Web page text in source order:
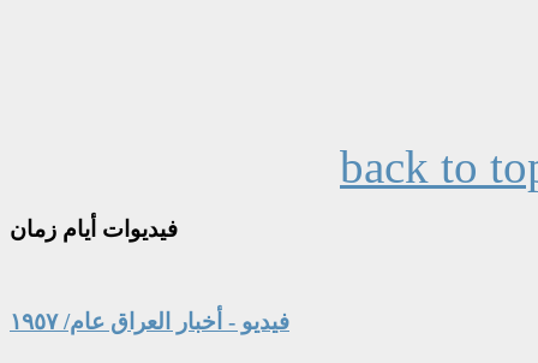
back to
فيديوات أيام زمان
فيديو - أخبار العراق عام/ ١٩٥٧